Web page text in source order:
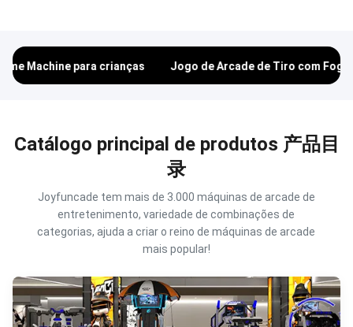
Jogo de Arcade de Tiro com Fogo Operado por Moedas
Catálogo principal de produtos 产品目
录
Joyfuncade tem mais de 3.000 máquinas de arcade de
entretenimento, variedade de combinações de
categorias, ajuda a criar o reino de máquinas de arcade
mais popular!